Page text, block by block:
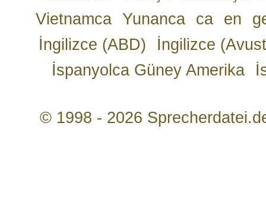
Vietnamca
Yunanca ca en
İngilizce (ABD)
İngilizce
İspanyolca Güney Amerika
© 1998 - 2026